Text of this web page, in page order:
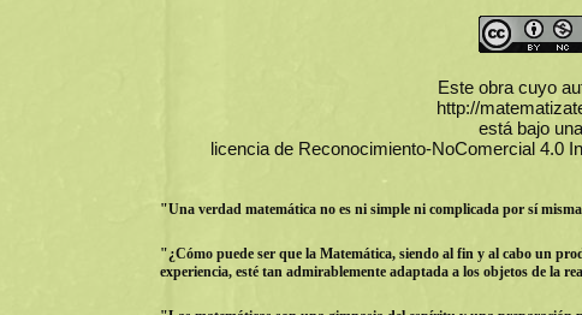
Este obra cuyo
http://
está bajo una
licencia de Reconocimiento-NoComercial 4.0
"Una verdad matemática no es ni simple ni complicada por sí
"¿Cómo puede ser que la Matemática, siendo al fin y al cabo un
experiencia, esté tan admirablemente adaptada a los objetos de la